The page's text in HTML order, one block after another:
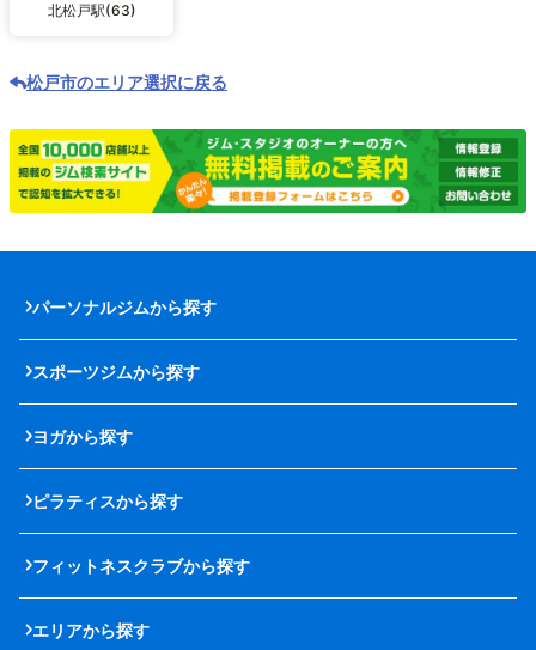
北松戸駅(63)
松戸市のエリア選択に戻る
パーソナルジムから探す
スポーツジムから探す
ヨガから探す
ピラティスから探す
フィットネスクラブから探す
エリアから探す